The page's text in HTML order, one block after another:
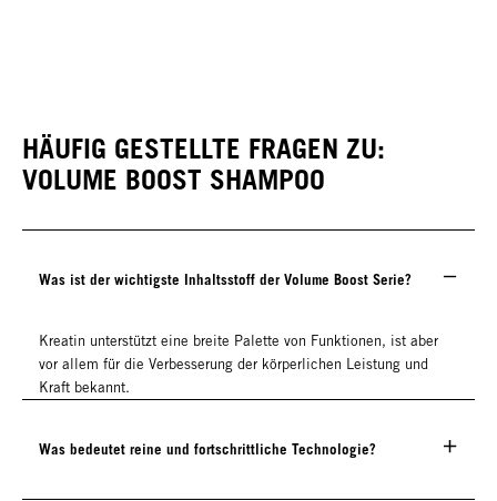
HÄUFIG GESTELLTE FRAGEN ZU:
VOLUME BOOST SHAMPOO
Was ist der wichtigste Inhaltsstoff der Volume Boost Serie?
Kreatin unterstützt eine breite Palette von Funktionen, ist aber
vor allem für die Verbesserung der körperlichen Leistung und
Kraft bekannt.
Was bedeutet reine und fortschrittliche Technologie?